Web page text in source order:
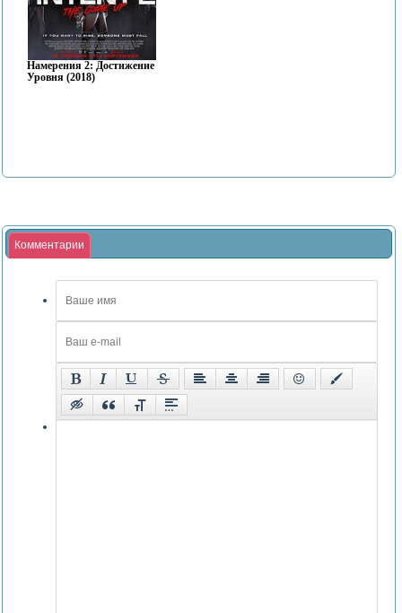
Hамерения 2: Достижение
Уровня (2018)
Комментарии